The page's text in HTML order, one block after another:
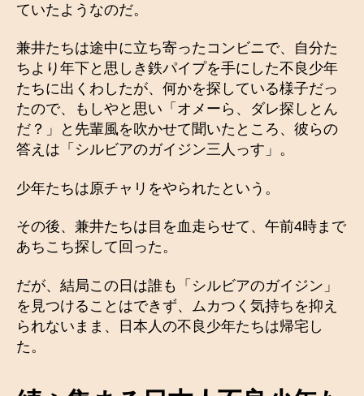
ていたようなのだ。
兼井たちは途中に立ち寄ったコンビニで、自分た
ちより年下と思しき鉄パイプを手にした不良少年
たちに出くわしたが、何かを探している様子だっ
たので、もしやと思い「オメーら、ダレ探しとん
だ？」と先輩風を吹かせて聞いたところ、彼らの
答えは「シルビアのガイジン三人っす」。
少年たちは原チャリをやられたという。
その後、兼井たちは目を血走らせて、午前4時まで
あちこち探して回った。
だが、結局この日は誰も「シルビアのガイジン」
を見つけることはできず、ムカつく気持ちを抑え
られないまま、日本人の不良少年たちは帰宅し
た。